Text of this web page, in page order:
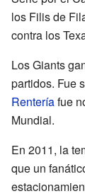
los Filis de
contra los
Los Giants
partidos. Fue
Renteríafue
Mundial.
En 2011, la
que un